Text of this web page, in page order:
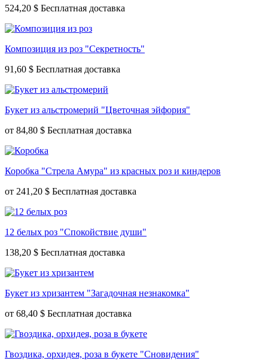
524,20 $
Композиция из роз "Секретность"
91,60 $
Букет из альстромерий "Цветочная эйфория"
от 84,80 $
Коробка "Стрела Амура" из красных роз и киндеров
от 241,20 $
12 белых роз "Спокойствие души"
138,20 $
Букет из хризантем "Загадочная незнакомка"
от 68,40 $
Гвоздика, орхидея, роза в букете "Сновидения"